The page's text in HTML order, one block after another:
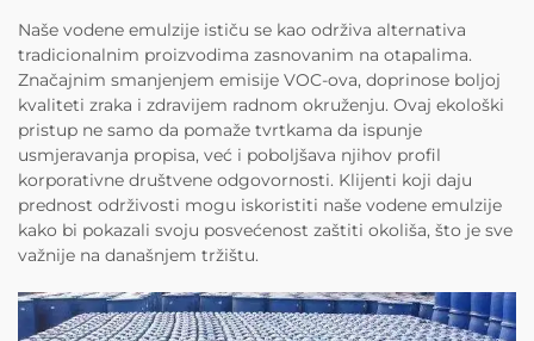
Naše vodene emulzije ističu se kao održiva alternativa
tradicionalnim proizvodima zasnovanim na otapalima.
Značajnim smanjenjem emisije VOC-ova, doprinose boljoj
kvaliteti zraka i zdravijem radnom okruženju. Ovaj ekološki
pristup ne samo da pomaže tvrtkama da ispunje
usmjeravanja propisa, već i poboljšava njihov profil
korporativne društvene odgovornosti. Klijenti koji daju
prednost održivosti mogu iskoristiti naše vodene emulzije
kako bi pokazali svoju posvećenost zaštiti okoliša, što je sve
važnije na današnjem tržištu.